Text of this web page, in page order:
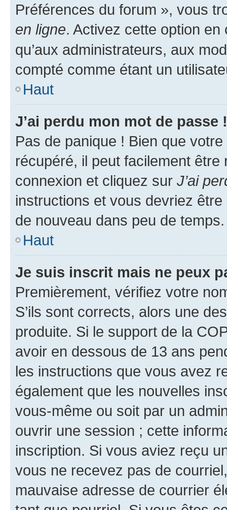
Préférences du forum », vous
en ligne. Activez cette option
qu’aux administrateurs, aux
compté comme étant un
Haut
J’ai perdu mon mot de passe !
Pas de panique ! Bien que
récupéré, il peut facilement
connexion et cliquez sur J’ai
instructions et vous devriez
de nouveau dans peu de temps.
Haut
Je suis inscrit mais ne peux
Premièrement, vérifiez votre
S’ils sont corrects, alors une
produite. Si le support de la
avoir en dessous de 13 ans
les instructions que vous avez
également que les nouvelles
vous-même ou soit par un
ouvrir une session ; cette
inscription. Si vous aviez reçu
vous ne recevez pas de
mauvaise adresse de courrier